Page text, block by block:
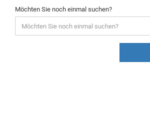
Möchten Sie noch einmal suchen?